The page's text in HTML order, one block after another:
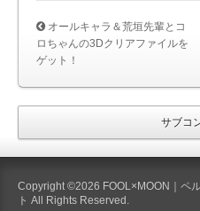
オールキャラ＆荒垣先輩とコ
ロちゃんの3Dクリアファイルを
ゲット！
サブコ
Copyright ©2026 FOOL×MOON｜ペ
ト All Rights Reserved.